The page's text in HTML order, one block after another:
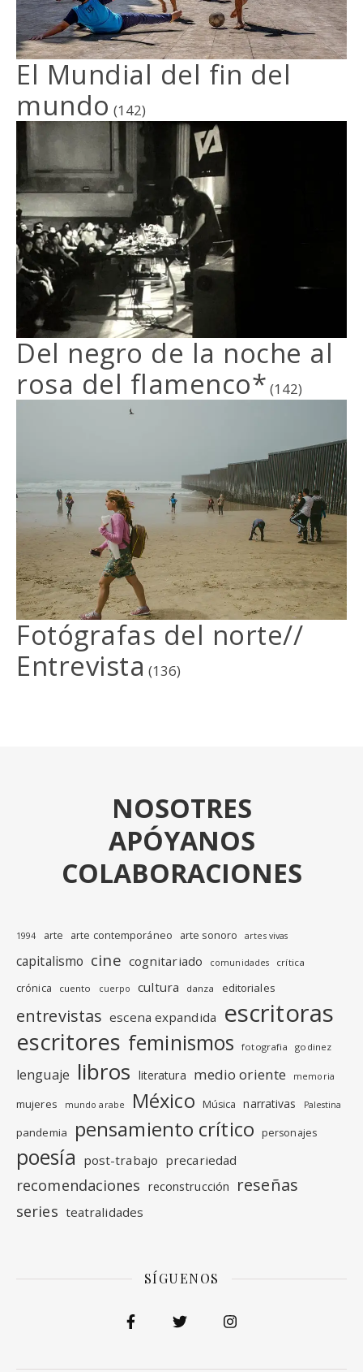
El Mundial del fin del
mundo (142)
Del negro de la noche al
rosa del flamenco* (142)
Fotógrafas del norte//
Entrevista (136)
NOSOTRES
APÓYANOS
COLABORACIONES
1994 arte arte contemporáneo arte sonoro artes vivas
capitalismo cine cognitariado comunidades crítica
crónica cuento cuerpo cultura danza editoriales
entrevistas escena expandida escritoras
escritores feminismos fotografia godinez
lenguaje libros literatura medio oriente memoria
mujeres mundo arabe México Música narrativas Palestina
pandemia pensamiento crítico personajes
poesía post-trabajo precariedad
recomendaciones reconstrucción reseñas
series teatralidades
SÍGUENOS